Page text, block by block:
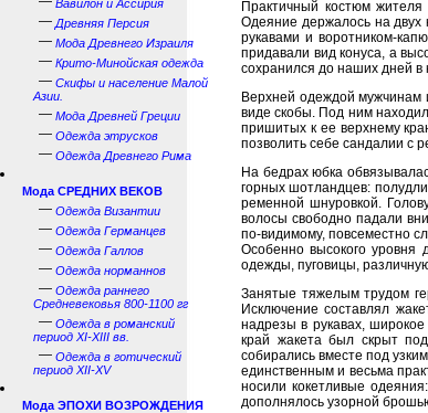
Вавилон и Ассирия
— Древняя Персия
— Мода Древнего Израиля
— Крито-Минойская одежда
— Скифы и население Малой
Азии.
— Мода Древней Греции
— Одежда этрусков
— Одежда Древнего Рима
Мода СРЕДНИХ ВЕКОВ
— Одежда Византии
— Одежда Германцев
— Одежда Галлов
— Одежда норманнов
— Одежда раннего
Средневековья 800-1100 гг
— Одежда в романский
период XI-XIII вв.
— Одежда в готический
период XII-XV
Мода ЭПОХИ ВОЗРОЖДЕНИЯ
Практичный костюм
Одеяние держалось на двух
рукавами и воротником-
придавали вид конуса, а
сохранился до наших дней в
Верхней одеждой мужчинам
виде скобы. Под ним
пришитых к ее верхнему
позволить себе сандалии с
На бедрах юбка
горных шотландцев:
ременной шнуровкой.
волосы свободно падали
по-видимому, повсеместно
Особенно высокого уровня
одежды, пуговицы,
Занятые тяжелым трудом
Исключение составлял
надрезы в рукавах,
край жакета был скрыт
собирались вместе под
единственным и весьма
носили кокетливые
дополнялось узорной